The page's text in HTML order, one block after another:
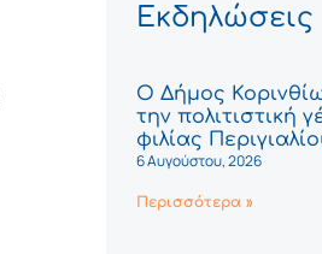
Εκδηλώσεις
Ο Δήμος
την πολιτιστική
φιλίας
6 Αυγούστου, 2026
Περισσότερα »